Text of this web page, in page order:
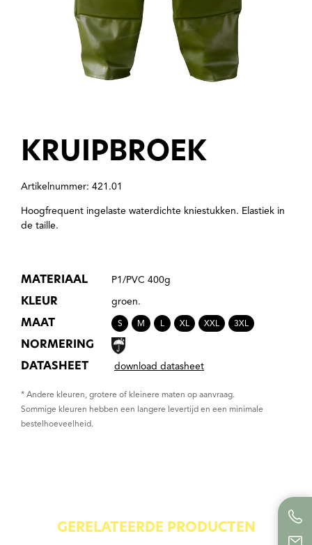
KRUIPBROEK
Artikelnummer: 421.01
Hoogfrequent ingelaste waterdichte kniestukken. Elastiek in
de taille.
MATERIAAL P1/PVC 400g
KLEUR groen.
MAAT S M L XL XXL 3XL
NORMERING
DATASHEET
download datasheet
* Andere kleuren, grotere of kleinere maten op aanvraag.
Sommige kleuren hebben een langere levertijd en een minimale
bestelhoeveelheid.
GERELATEERDE PRODUCTEN